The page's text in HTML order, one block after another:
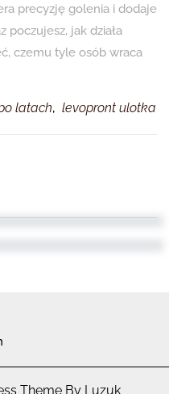
precyzję golenia i dodaje
poczujesz, jak działa
czemu tyle osób wraca
latach, levopront ulotka
Theme By Luzuk